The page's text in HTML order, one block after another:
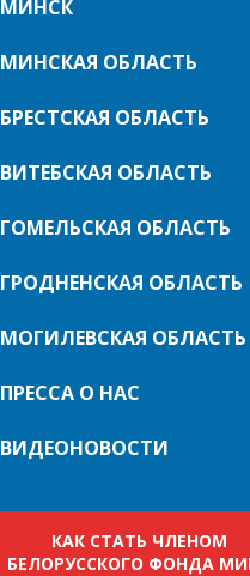
МИНСК
МИНСКАЯ ОБЛАСТЬ
БРЕСТСКАЯ ОБЛАСТЬ
ВИТЕБСКАЯ ОБЛАСТЬ
ГОМЕЛЬСКАЯ ОБЛАСТЬ
ГРОДНЕНСКАЯ ОБЛАСТЬ
МОГИЛЕВСКАЯ ОБЛАСТЬ
ПРЕССА О НАС
ВИДЕОНОВОСТИ
КАК СТАТЬ ЧЛЕНОМ
БЕЛОРУССКОГО ФОНДА